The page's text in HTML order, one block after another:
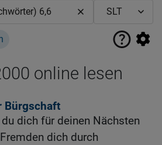
online lesen
Bürgschaft
dich für deinen Nächsten
dich durch